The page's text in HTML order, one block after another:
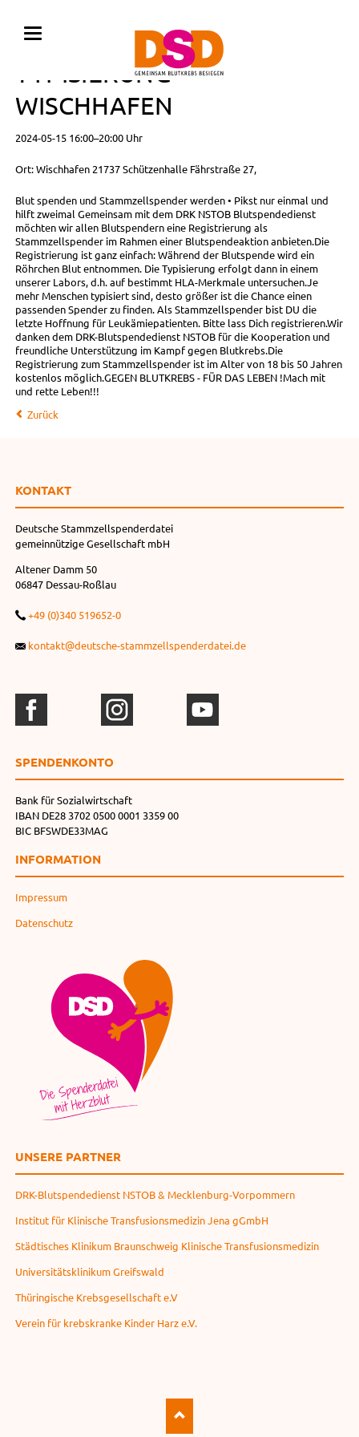
BLUTSPENDE MIT
TYPISIERUNG •
WISCHHAFEN
2024-05-15 16:00–20:00 Uhr
Ort: Wischhafen 21737 Schützenhalle Fährstraße 27,
Blut spenden und Stammzellspender werden • Pikst nur einmal und
hilft zweimal Gemeinsam mit dem DRK NSTOB Blutspendedienst
möchten wir allen Blutspendern eine Registrierung als
Stammzellspender im Rahmen einer Blutspendeaktion anbieten.Die
Registrierung ist ganz einfach: Während der Blutspende wird ein
Röhrchen Blut entnommen. Die Typisierung erfolgt dann in einem
unserer Labors, d.h. auf bestimmt HLA-Merkmale untersuchen.Je
mehr Menschen typisiert sind, desto größer ist die Chance einen
passenden Spender zu finden. Als Stammzellspender bist DU die
letzte Hoffnung für Leukämiepatienten. Bitte lass Dich registrieren.Wir
danken dem DRK-Blutspendedienst NSTOB für die Kooperation und
freundliche Unterstützung im Kampf gegen Blutkrebs.Die
Registrierung zum Stammzellspender ist im Alter von 18 bis 50 Jahren
kostenlos möglich.GEGEN BLUTKREBS - FÜR DAS LEBEN !Mach mit
und rette Leben!!!
Zurück
KONTAKT
Deutsche Stammzellspenderdatei
gemeinnützige Gesellschaft mbH
Altener Damm 50
06847 Dessau-Roßlau
+49 (0)340 519652-0
kontakt@deutsche-stammzellspenderdatei.de
SPENDEN­KONTO
Bank für Sozialwirtschaft
IBAN DE28 3702 0500 0001 3359 00
BIC BFSWDE33MAG
INFORMATION
Impressum
Datenschutz
UNSERE PARTNER
DRK-Blutspendedienst NSTOB & Mecklenburg-Vorpommern
Institut für Klinische Transfusionsmedizin Jena gGmbH
Städtisches Klinikum Braunschweig Klinische Transfusionsmedizin
Universitätsklinikum Greifswald
Thüringische Krebsgesellschaft e.V
Verein für krebskranke Kinder Harz e.V.